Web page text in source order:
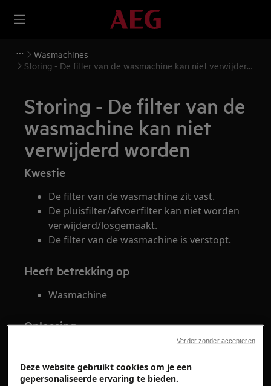
Wasmachines
Storing - De filter van de wasmachine kan niet verwijderd
Storing - De filter van de
wasmachine kan niet
verwijderd worden
Kwestie
De filter van de wasmachine zit vast.
De pluisfilter/afvoerfilter kan niet worden
verwijderd/losgemaakt.
De filter van de wasmachine is verstopt.
Heeft betrekking op
Wasmachine
Oplossing
voorkomen dat de wasmachine gaat
lekken.
Deze website gebruikt cookies om je een
gepersonaliseerde ervaring te bieden.
Verder zonder accepteren